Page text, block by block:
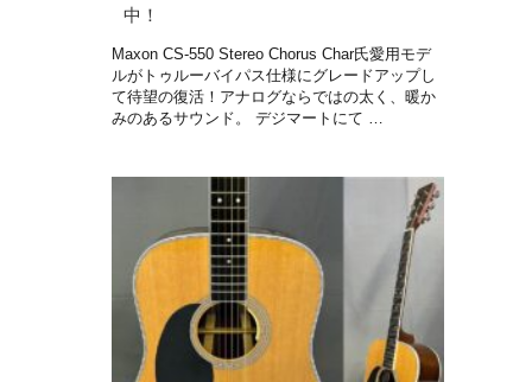
中！
Maxon CS-550 Stereo Chorus Char氏愛用モデ
ルがトゥルーバイパス仕様にグレードアップし
て待望の復活！アナログならではの太く、暖か
みのあるサウンド。 デジマートにて …